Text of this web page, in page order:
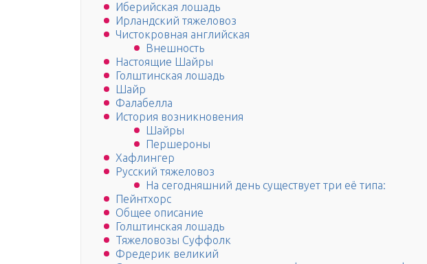
Иберийская лошадь
Ирландский тяжеловоз
Чистокровная английская
Внешность
Настоящие Шайры
Голштинская лошадь
Шайр
Фалабелла
История возникновения
Шайры
Першероны
Хафлингер
Русский тяжеловоз
На сегодняшний день существует три её типа:
Пейнтхорс
Общее описание
Голштинская лошадь
Тяжеловозы Суффолк
Фредерик великий